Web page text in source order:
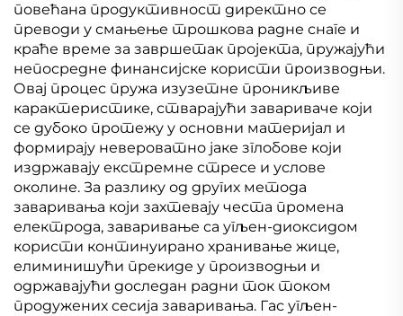
повећана продуктивност директно се
преводи у смањење трошкова радне снаге и
краће време за завршетак пројекта, пружајући
непосредне финансијске користи производњи.
Овај процес пружа изузетне проникљиве
карактеристике, стварајући завариваче који
се дубоко протежу у основни материјал и
формирају невероватно јаке зглобове који
издржавају екстремне стресе и услове
околине. За разлику од других метода
заваривања који захтевају честа промена
електрода, заваривање са угљен-диоксидом
користи континуирано хранивање жице,
елиминишући прекиде у производњи и
одржавајући доследан радни ток током
продужених сесија заваривања. Гас угљен-